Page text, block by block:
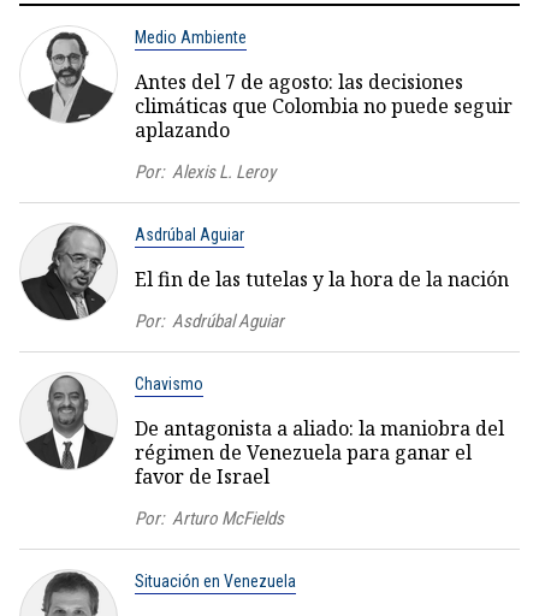
Medio Ambiente
Antes del 7 de agosto: las decisiones
climáticas que Colombia no puede seguir
aplazando
Por: Alexis L. Leroy
Asdrúbal Aguiar
El fin de las tutelas y la hora de la nación
Por: Asdrúbal Aguiar
Chavismo
De antagonista a aliado: la maniobra del
régimen de Venezuela para ganar el
favor de Israel
Por: Arturo McFields
Situación en Venezuela